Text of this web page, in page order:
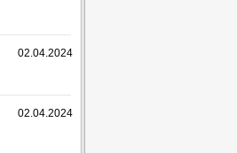
02.04.2024
02.04.2024